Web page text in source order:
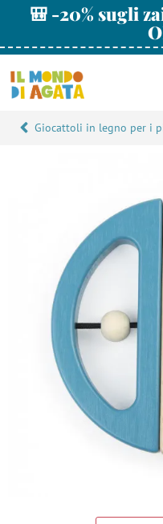
🎒 -20% sugli
Giocattoli in legno per i